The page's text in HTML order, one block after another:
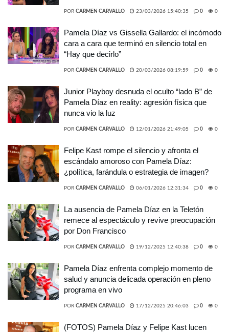
POR CARMEN CARVALLO 23/03/2026 15:40:35 0 0
Pamela Díaz vs Gissella Gallardo: el incómodo
cara a cara que terminó en silencio total en
“Hay que decirlo”
POR CARMEN CARVALLO 20/03/2026 08:19:59 0 0
Junior Playboy desnuda el oculto “lado B” de
Pamela Díaz en reality: agresión física que
nunca vio la luz
POR CARMEN CARVALLO 12/01/2026 21:49:05 0 0
Felipe Kast rompe el silencio y afronta el
escándalo amoroso con Pamela Díaz:
¿política, farándula o estrategia de imagen?
POR CARMEN CARVALLO 06/01/2026 12:31:34 0 0
La ausencia de Pamela Díaz en la Teletón
remece al espectáculo y revive preocupación
por Don Francisco
POR CARMEN CARVALLO 19/12/2025 12:40:38 0 0
Pamela Díaz enfrenta complejo momento de
salud y anuncia delicada operación en pleno
programa en vivo
POR CARMEN CARVALLO 17/12/2025 20:46:03 0 0
(FOTOS) Pamela Díaz y Felipe Kast lucen